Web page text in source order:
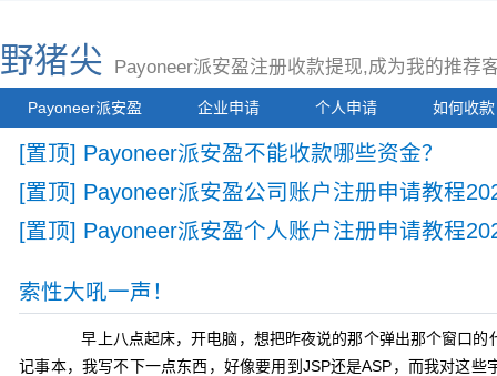
野猪尖 Payoneer派安盈注册收款提现,成为我的推荐
Payoneer派安盈 企业申请 个人申请 如何收款
[置顶] Payoneer派安盈不能收款哪些资金？
[置顶] Payoneer派安盈公司账户注册申请教程
[置顶] Payoneer派安盈个人账户注册申请教程
索性大吼一声！
早上八点起床，开电脑，想把昨夜说的那个弹出那个窗口的
记事本，我写不下一点东西，好像要用到JSP还是ASP，而我对